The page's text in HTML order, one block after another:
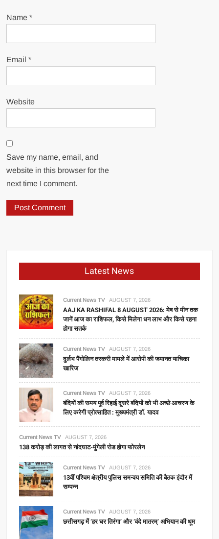
Name*
Email*
Website
Save my name, email, and
website in this browser for the
next time I comment.
Latest News
Current News TV AUGUST 7, 2026
AAJ KA RASHIFAL 8 AUGUST 2026: मेष से मीन तक
जानें आज का राशिफल, किसे मिलेगा धन लाभ और किसे रहना
होगा सतर्क
Current News TV AUGUST 7, 2026
दुर्लभ पैंगोलिन तस्करी मामले में आरोपी की जमानत याचिका
खारिज
Current News TV AUGUST 7, 2026
बंदियों की समय पूर्व रिहाई दूसरे बंदियों को भी अच्छे आचरण के
लिए करेगी प्रोत्साहित : मुख्यमंत्री डॉ. यादव
Current News TV AUGUST 7, 2026
138 करोड़ की लागत से नांदघाट-मुंगेली रोड होगा फोरलेन
Current News TV AUGUST 7, 2026
13वीं पश्चिम क्षेत्रीय पुलिस समन्वय समिति की बैठक इंदौर में
सम्पन्न
Current News TV AUGUST 7, 2026
छत्तीसगढ़ में ‘हर घर तिरंगा’ और ‘वंदे मातरम्’ अभियान की धूम